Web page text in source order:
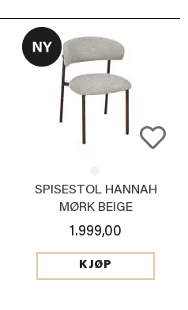
SPISESTOL HANNAH
MØRK BEIGE
1.999,00
KJØP